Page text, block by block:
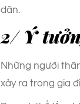
dân.
2/ Ý
Những người
xảy ra trong gia